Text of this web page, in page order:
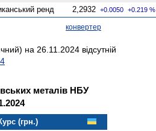
ренд 2,2932 +0.0050 +0.219 %
конвертер
на 26.11.2024 відсутній
металів НБУ
(грн.)